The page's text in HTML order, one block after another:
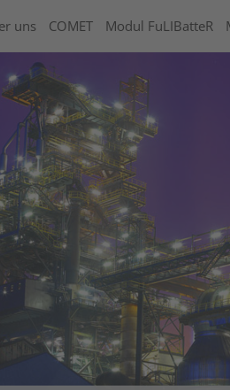
uns COMET Modul FuLIBatteR